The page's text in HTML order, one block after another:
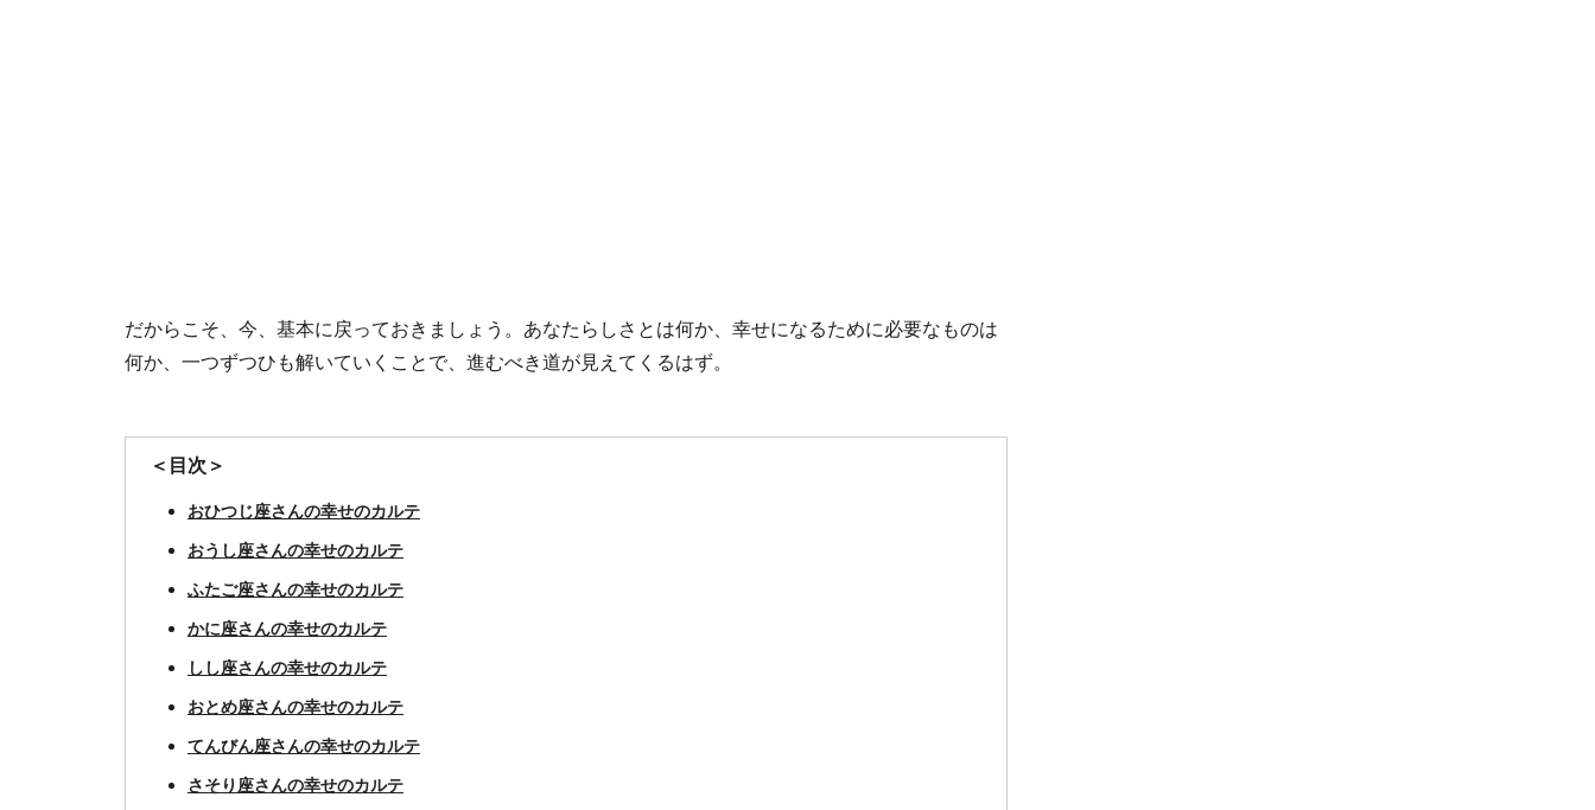
だからこそ、今、基本に戻っておきましょう。あなたらしさとは何か、幸せになるために必要なものは
何か、一つずつひも解いていくことで、進むべき道が見えてくるはず。
＜目次＞
おひつじ座さんの幸せのカルテ
おうし座さんの幸せのカルテ
ふたご座さんの幸せのカルテ
かに座さんの幸せのカルテ
しし座さんの幸せのカルテ
おとめ座さんの幸せのカルテ
てんびん座さんの幸せのカルテ
さそり座さんの幸せのカルテ